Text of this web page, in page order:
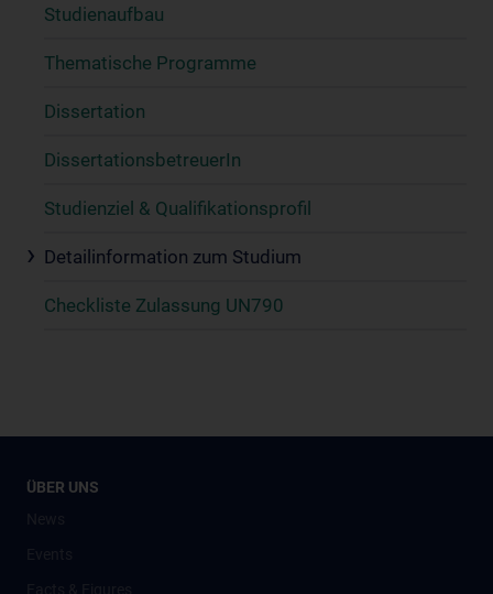
Studienaufbau
Thematische Programme
Dissertation
DissertationsbetreuerIn
Studienziel & Qualifikationsprofil
Detailinformation zum Studium
Checkliste Zulassung UN790
ÜBER UNS